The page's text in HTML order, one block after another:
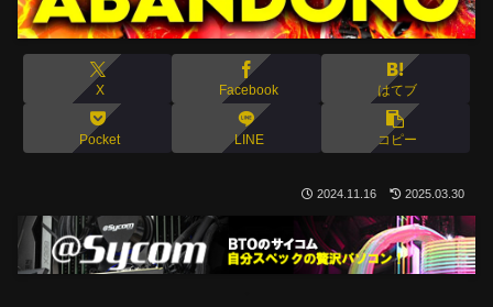
X Facebook はてブ
Pocket LINE コピー
2024.11.16 2025.03.30